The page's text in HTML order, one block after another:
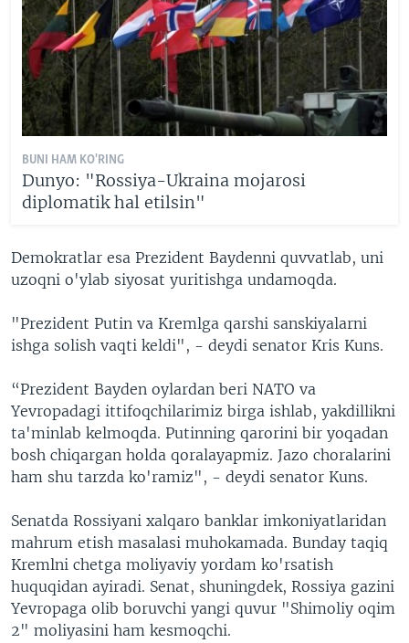
BUNI HAM KO'RING
Dunyo: "Rossiya-Ukraina mojarosi
diplomatik hal etilsin"
Demokratlar esa Prezident Baydenni quvvatlab, uni
uzoqni o'ylab siyosat yuritishga undamoqda.
"Prezident Putin va Kremlga qarshi sanskiyalarni
ishga solish vaqti keldi", - deydi senator Kris Kuns.
“Prezident Bayden oylardan beri NATO va
Yevropadagi ittifoqchilarimiz birga ishlab, yakdillikni
ta'minlab kelmoqda. Putinning qarorini bir yoqadan
bosh chiqargan holda qoralayapmiz. Jazo choralarini
ham shu tarzda ko'ramiz", - deydi senator Kuns.
Senatda Rossiyani xalqaro banklar imkoniyatlaridan
mahrum etish masalasi muhokamada. Bunday taqiq
Kremlni chetga moliyaviy yordam ko'rsatish
huquqidan ayiradi. Senat, shuningdek, Rossiya gazini
Yevropaga olib boruvchi yangi quvur "Shimoliy oqim
2" moliyasini ham kesmoqchi.